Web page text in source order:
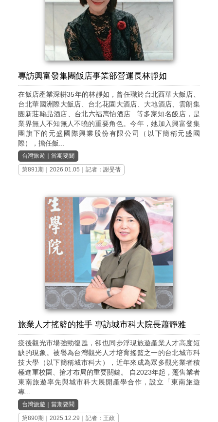
專訪興富發集團飯店事業部營運長林靜如
在飯店產業深耕35年的林靜如，曾任職於台北西華大飯店、
台北華國洲際大飯店、台北花園大酒店、大地酒店、雲朗集
團新莊翰品酒店、台北六福萬怡酒店...等多家知名飯店，是
業界無人不知無人不曉的重要角色。今年，她加入興富發集
團旗下的元盛國際興業股份有限公司（以下簡稱元盛國
際），擔任飯...
台灣旅遊 ｜當期要聞
第891期 ｜2026.01.05｜記者：謝旻蒨
旅業人才搖籃的推手 專訪城市科大院長蕭靜雅
疫後觀光市場強勁復甦，卻也同步浮現旅遊產業人才高度短
缺的現象。被譽為台灣觀光人才培育搖籃之一的台北城市科
技大學（以下簡稱城市科大），近年來成為眾多觀光業者積
極進軍校園、搶才布局的重要關鍵。 自2023年起，躉售業者
東南旅遊率先與城市科大展開產學合作，設立「東南旅遊
專...
台灣旅遊 ｜當期要聞
第890期
｜2025.12.29｜記者：王政